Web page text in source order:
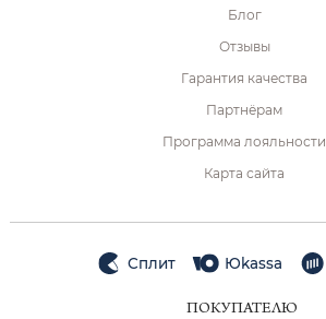
Блог
Отзывы
Гарантия качества
Партнёрам
Программа лояльности
Карта сайта
Сплит Юkassa
ПОКУПАТЕЛЮ